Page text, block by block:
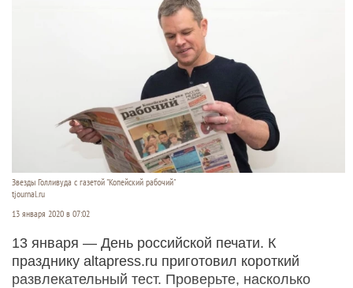
Звезды Голливуда с газетой "Копейский рабочий"
tjournal.ru
13 января 2020 в 07:02
13 января — День российской печати. К
празднику altapress.ru приготовил короткий
развлекательный тест. Проверьте, насколько